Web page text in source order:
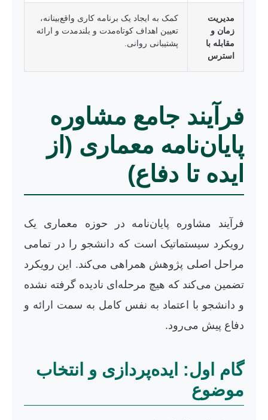
مدیریت
زمان و
مقابله با
استرس
کمک به ایجاد یک برنامه کاری واقع‌بینانه،
تعیین اهداف کوتاه‌مدت و بلندمدت و ارائه
پشتیبانی روانی.
فرآیند جامع مشاوره
پایان‌نامه معماری (از
ایده تا دفاع)
فرآیند مشاوره پایان‌نامه در حوزه معماری یک
رویکرد سیستماتیک است که دانشجو را در تمامی
مراحل اصلی پژوهش همراهی می‌کند. این رویکرد
تضمین می‌کند که هیچ مرحله‌ای نادیده گرفته نشده
و دانشجو با اعتماد به نفس کامل به سمت ارائه و
دفاع پیش می‌رود.
گام اول: ایده‌پردازی و انتخاب
موضوع